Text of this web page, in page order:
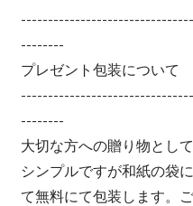
--------
プレゼント包装について
--------
大切な方への贈り物とし
シンプルですが和紙の袋
て無料にて包装します。